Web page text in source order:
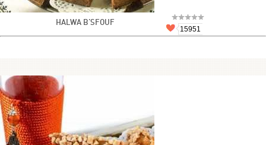
HALWA B'SFOUF
15951